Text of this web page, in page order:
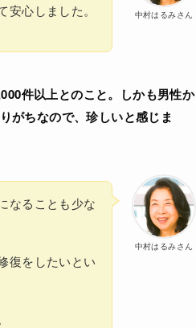
中村はるみさん
心しました。
件以上とのこと。しかも男性か
がちなので、珍しいと感じま
中村はるみさん
なることも少な
復をしたいとい